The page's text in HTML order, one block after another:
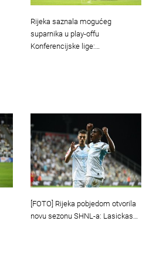
Rijeka saznala mogućeg
suparnika u play-offu
Konferencijske lige:…
[FOTO] Rijeka pobjedom otvorila
novu sezonu SHNL-a: Lasickas…